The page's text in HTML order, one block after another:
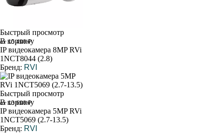
Быстрый просмотр
В корзину
от 15 400 ₽
IP видеокамера 8MP RVi
1NCT8044 (2.8)
Бренд: RVI
Быстрый просмотр
В корзину
от 13 600 ₽
IP видеокамера 5MP RVi
1NCT5069 (2.7-13.5)
Бренд: RVI